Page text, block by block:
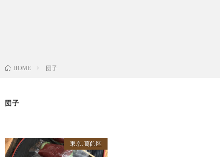
HOME 団子
団子
東京: 葛飾区